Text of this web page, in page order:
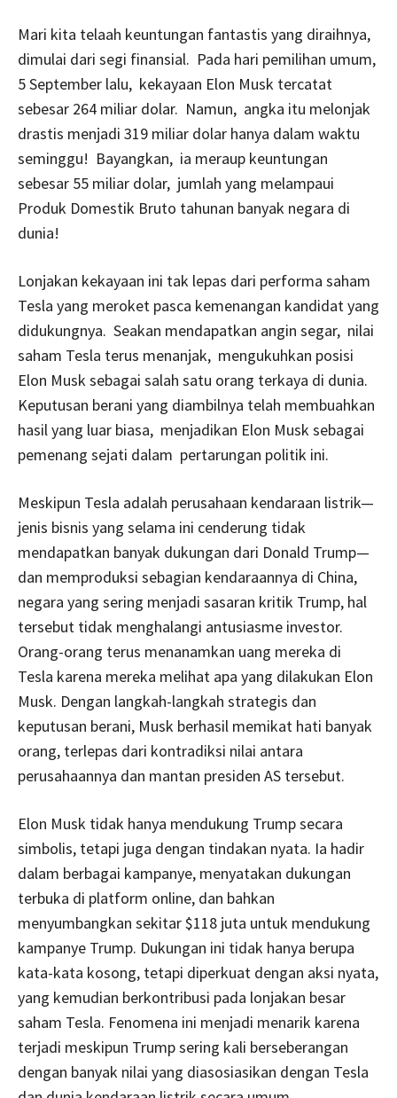
Mari kita telaah keuntungan fantastis yang diraihnya,
dimulai dari segi finansial. Pada hari pemilihan umum,
5 September lalu, kekayaan Elon Musk tercatat
sebesar 264 miliar dolar. Namun, angka itu melonjak
drastis menjadi 319 miliar dolar hanya dalam waktu
seminggu! Bayangkan, ia meraup keuntungan
sebesar 55 miliar dolar, jumlah yang melampaui
Produk Domestik Bruto tahunan banyak negara di
dunia!
Lonjakan kekayaan ini tak lepas dari performa saham
Tesla yang meroket pasca kemenangan kandidat yang
didukungnya. Seakan mendapatkan angin segar, nilai
saham Tesla terus menanjak, mengukuhkan posisi
Elon Musk sebagai salah satu orang terkaya di dunia.
Keputusan berani yang diambilnya telah membuahkan
hasil yang luar biasa, menjadikan Elon Musk sebagai
pemenang sejati dalam pertarungan politik ini.
Meskipun Tesla adalah perusahaan kendaraan listrik—
jenis bisnis yang selama ini cenderung tidak
mendapatkan banyak dukungan dari Donald Trump—
dan memproduksi sebagian kendaraannya di China,
negara yang sering menjadi sasaran kritik Trump, hal
tersebut tidak menghalangi antusiasme investor.
Orang-orang terus menanamkan uang mereka di
Tesla karena mereka melihat apa yang dilakukan Elon
Musk. Dengan langkah-langkah strategis dan
keputusan berani, Musk berhasil memikat hati banyak
orang, terlepas dari kontradiksi nilai antara
perusahaannya dan mantan presiden AS tersebut.
Elon Musk tidak hanya mendukung Trump secara
simbolis, tetapi juga dengan tindakan nyata. Ia hadir
dalam berbagai kampanye, menyatakan dukungan
terbuka di platform online, dan bahkan
menyumbangkan sekitar $118 juta untuk mendukung
kampanye Trump. Dukungan ini tidak hanya berupa
kata-kata kosong, tetapi diperkuat dengan aksi nyata,
yang kemudian berkontribusi pada lonjakan besar
saham Tesla. Fenomena ini menjadi menarik karena
terjadi meskipun Trump sering kali berseberangan
dengan banyak nilai yang diasosiasikan dengan Tesla